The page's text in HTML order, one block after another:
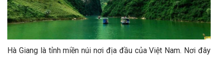
Hà Giang là tỉnh miền núi nơi địa đầu của Việt Nam. Nơi đây